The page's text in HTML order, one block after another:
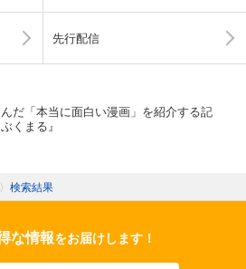
先行配信
だ「本当に面白い漫画」を紹介する記
くまる』
〉 検索結果
な情報をお届けします！